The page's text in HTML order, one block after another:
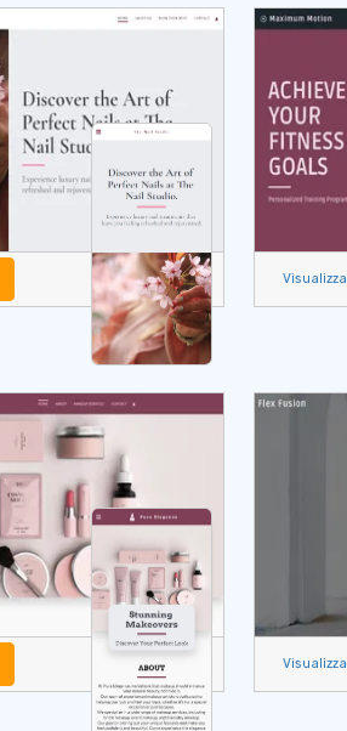
Visualizza
Visualizza